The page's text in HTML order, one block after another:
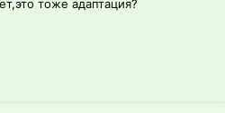
тоже адаптация?